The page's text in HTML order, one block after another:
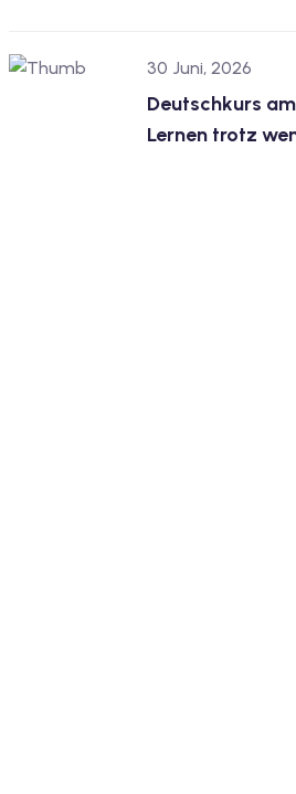
30 Juni, 2026
Deutschkurs
Lernen trotz